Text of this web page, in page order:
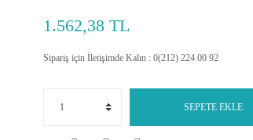
1.562,38 TL
Sipariş için İletişimde Kalın : 0(212) 224 00 92
SEPETE EKLE